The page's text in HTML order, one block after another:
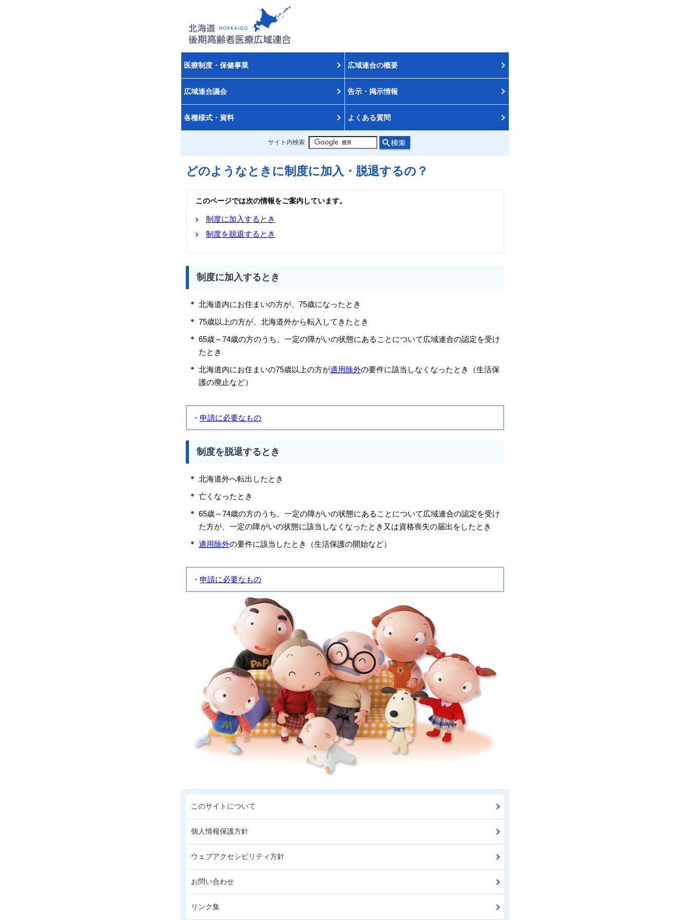
医療制度・保健事業 広域連合の概要
広域連合議会 告示・掲示情報
各種様式・資料 よくある質問
サイト内検索
どのようなときに制度に加入・脱退するの？
このページでは次の情報をご案内しています。
制度に加入するとき
制度を脱退するとき
制度に加入するとき
北海道内にお住まいの方が、75歳になったとき
75歳以上の方が、北海道外から転入してきたとき
65歳～74歳の方のうち、一定の障がいの状態にあることについて広域連合の認定を受け
たとき
北海道内にお住まいの75歳以上の方が適用除外の要件に該当しなくなったとき（生活保
護の廃止など）
・ 申請に必要なもの
制度を脱退するとき
北海道外へ転出したとき
亡くなったとき
65歳～74歳の方のうち、一定の障がいの状態にあることについて広域連合の認定を受け
た方が、一定の障がいの状態に該当しなくなったとき又は資格喪失の届出をしたとき
適用除外の要件に該当したとき（生活保護の開始など）
・ 申請に必要なもの
このサイトについて
個人情報保護方針
ウェブアクセシビリティ方針
お問い合わせ
リンク集